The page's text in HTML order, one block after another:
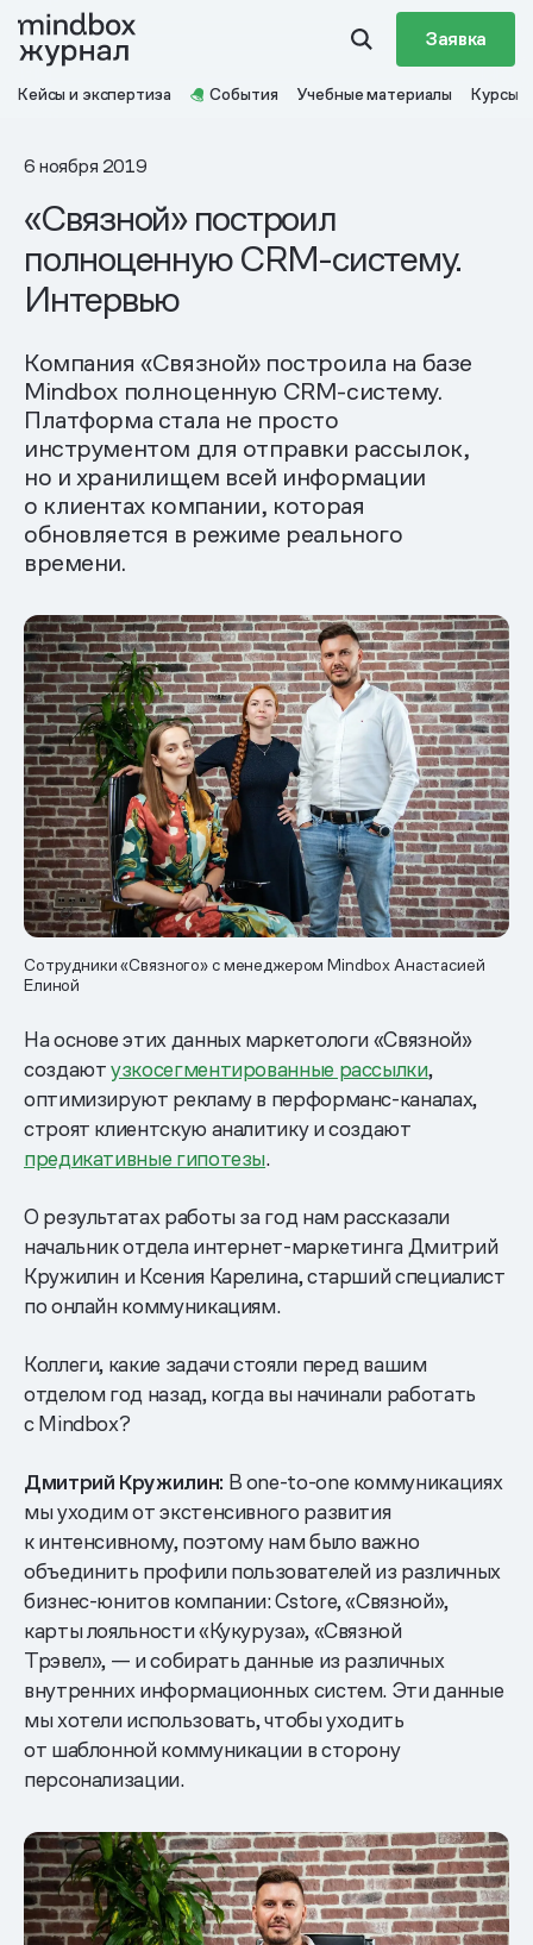
Заявка
Кейсы и экспертиза События Учебные материалы Курсы
6 ноября 2019
«Связной» построил
полноценную CRM-систему.
Интервью
Компания «Связной» построила на базе
Mindbox полноценную CRM-систему.
Платформа стала не просто
инструментом для отправки рассылок,
но и хранилищем всей информации
о клиентах компании, которая
обновляется в режиме реального
времени.
Сотрудники «Связного» с менеджером Mindbox Анастасией
Елиной
На основе этих данных маркетологи «Связной»
создаютузкосегментированные рассылки,
оптимизируют рекламу в перформанс-каналах,
строят клиентскую аналитику и создают
предикативные гипотезы.
О результатах работы за год нам рассказали
начальник отдела интернет-маркетинга Дмитрий
Кружилин и Ксения Карелина, старший специалист
по онлайн коммуникациям.
Коллеги, какие задачи стояли перед вашим
отделом год назад, когда вы начинали работать
с Mindbox?
Дмитрий Кружилин: В one-to-one коммуникациях
мы уходим от экстенсивного развития
к интенсивному, поэтому нам было важно
объединить профили пользователей из различных
бизнес-юнитов компании: Cstore, «Связной»,
карты лояльности «Кукуруза», «Связной
Трэвел», — и собирать данные из различных
внутренних информационных систем. Эти данные
мы хотели использовать, чтобы уходить
от шаблонной коммуникации в сторону
персонализации.